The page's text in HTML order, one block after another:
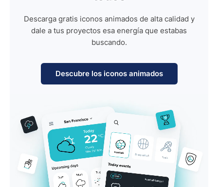
Descarga gratis iconos animados de alta calidad y
dale a tus proyectos esa energía que estabas
buscando.
Descubre los iconos animados